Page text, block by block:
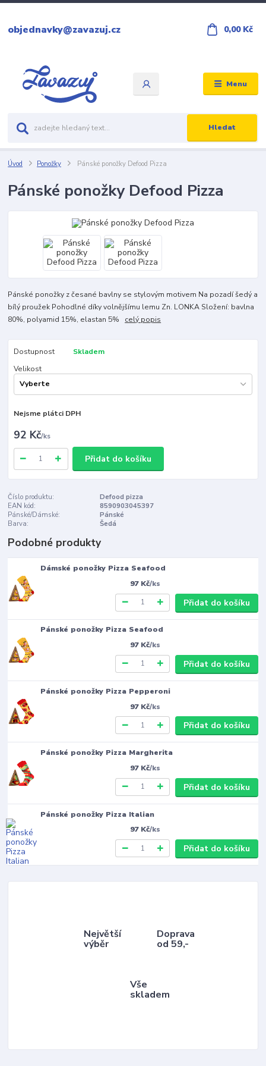
Menu
Hledat
objednavky@zavazuj.cz 0,00 Kč
Úvod Ponožky Pánské ponožky Defood Pizza
Pánské ponožky Defood Pizza
Pánské ponožky z česané bavlny se stylovým motivem Na pozadí šedý a
bílý proužek Pohodlné díky volnějšímu lemu Zn. LONKA Složení: bavlna
80%, polyamid 15%, elastan 5% celý popis
Dostupnost
Skladem
Velikost
Nejsme plátci DPH
92 Kč/ks
Přidat do košíku
Číslo produktu:
Defood pizza
EAN kód:
8590903045397
Pánské/Dámské:
Pánské
Barva:
Šedá
Podobné produkty
Dámské ponožky Pizza Seafood
97 Kč/ks
Přidat do košíku
Pánské ponožky Pizza Seafood
97 Kč/ks
Přidat do košíku
Pánské ponožky Pizza Pepperoni
97 Kč/ks
Přidat do košíku
Pánské ponožky Pizza Margherita
97 Kč/ks
Přidat do košíku
Pánské ponožky Pizza Italian
97 Kč/ks
Přidat do košíku
Největší
výběr
Doprava
od 59,-
Vše
skladem